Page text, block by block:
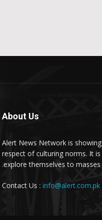
About Us
Alert News Network is
respect of culturing norms. It
explore themselves to masses.
Contact Us : info@alert.com.pk